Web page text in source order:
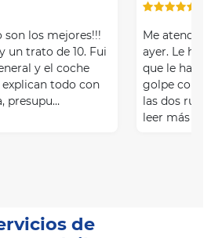
son los mejores!!!
un trato de 10. Fui
y el coche
todo con
presupu…
Me atendió
ayer. Le
que le
golpe con
las dos
leer más
de